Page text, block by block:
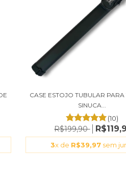
CASE ESTOJO TUBULAR
SINUCA...
(10)
R$199,90
3x de R$39,97sem